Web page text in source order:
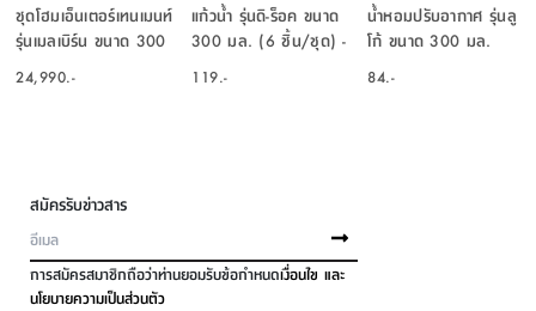
ชุดโฮมเอ็นเตอร์เทนเมนท์
รุ่นเมลเบิร์น ขนาด 300
ซม. - สีหินทราย/เลอบา
น่า โอ๊ค
24,990.-
แก้วน้ำ รุ่นดิ-ร็อค ขนาด
300 มล. (6 ชิ้น/ชุด) -
สีใสโปร่ง
119.-
น้ำหอมปรับอากาศ รุ่นลู
โก้ ขนาด 300 มล.
จำนวน 2 ชิ้น
84.-
สมัครรับข่าวสาร
การสมัครสมาชิกถือว่าท่านยอมรับข้อกำหนดเงื่อนไข และ
นโยบายความเป็นส่วนตัว